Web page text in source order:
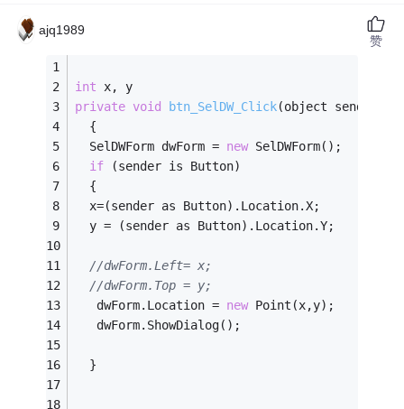
ajq1989
int x, y
private void btn_SelDW_Click(object sender,
  {
  SelDWForm dwForm =
new SelDWForm();
if (sender is Button)
  {
  x=(sender as Button).Location.X;
  y = (sender as Button).Location.Y;
//dwForm.Left= x;
//dwForm.Top = y;
   dwForm.Location =
new Point(x,y);
   dwForm.ShowDialog();
  }
赞